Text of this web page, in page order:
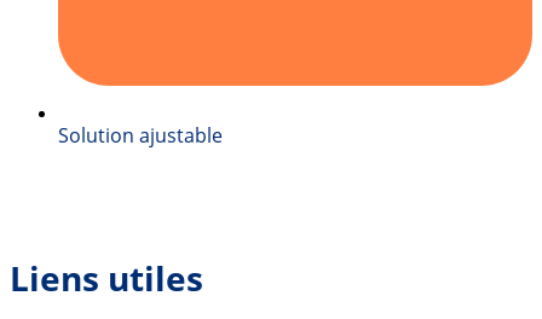
Solution ajustable
Liens utiles